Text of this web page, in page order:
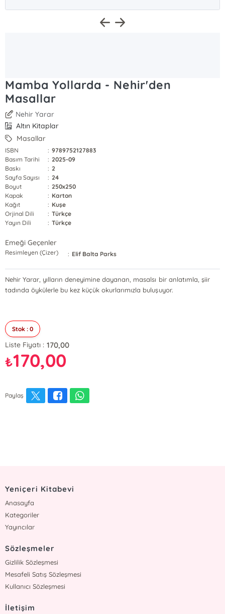
Mamba Yollarda - Nehir'den
Masallar
Nehir Yarar
Altın Kitaplar
Masallar
ISBN : 9789752127883
Basım Tarihi
: 2025-09
Baskı
: 2
Sayfa Sayısı
: 24
Boyut
: 250x250
Kapak
: Karton
Kağıt
: Kuşe
Orjinal Dili
: Türkçe
Yayın Dili
: Türkçe
Emeği Geçenler
Resimleyen (Çizer) : Elif Balta Parks
Nehir Yarar, yılların deneyimine dayanan, masalsı bir anlatımla, şiir
tadında öykülerle bu kez küçük okurlarımızla buluşuyor.
Stok : 0
Liste Fiyatı : 170,00
₺170,00
Paylaş
Yeniçeri Kitabevi
Anasayfa
Kategoriler
Yayıncılar
Sözleşmeler
Gizlilik Sözleşmesi
Mesafeli Satış Sözleşmesi
Kullanıcı Sözleşmesi
İletişim